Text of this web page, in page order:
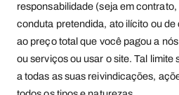
responsabilidade (seja em
conduta pretendida, ato ilícito ou
ao preço total que você pagou a
ou serviços ou usar o site. Tal
a todas as suas reivindicações,